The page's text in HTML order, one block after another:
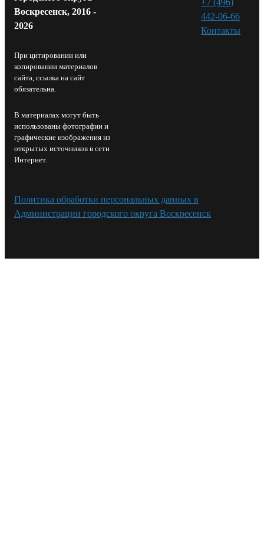
Воскресенск, 2016 -
2026
При цитировании или
копировании материалов
сайта, ссылка на сайт
обязательна.
В материалах могут быть
использованы фотографии и
графические изображения из
открытых источников в сети
Интернет.
442-06-66
Контакты⁠
Политика обработки персональных данных в
Администрации городского округа Воскресенск